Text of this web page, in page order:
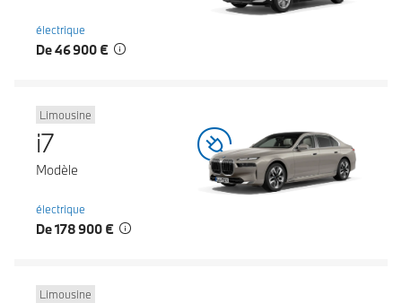
électrique
De 46 900 €
Limousine
i7
Modèle
électrique
De 178 900 €
Limousine